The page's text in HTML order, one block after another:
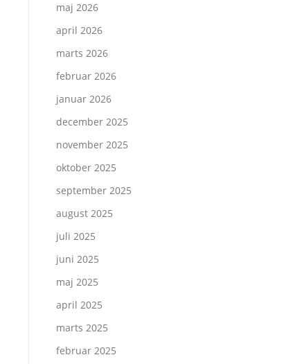
maj 2026
april 2026
marts 2026
februar 2026
januar 2026
december 2025
november 2025
oktober 2025
september 2025
august 2025
juli 2025
juni 2025
maj 2025
april 2025
marts 2025
februar 2025